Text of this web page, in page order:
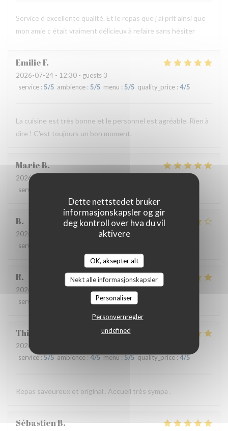
Dette nettstedet bruker
informasjonskapsler og gir
deg kontroll over hva du vil
aktivere
OK, aksepter alt
Nekt alle informasjonskapsler
Personaliser
Personvernregler
undefined
Service d excellente qualité. Et le repas que j ai prit ainsi que
mon amie c était vraiment délicieux à refaire sans hésiter
EmilieF
2026-07-24 - 12:30 - guests 3
service : 5/5 ambience : 5/5 menu : 5/5 quality_price : 4/5
La cuisine est très bonne et le personnel est agréable. Rien à
dire ! C'est toujours un bon moment.
MarieB
2026-07-21
service
B
2026-07-08
- 20:00 - guests 4
service
R
2026-06-17
- 13:00 - guests 3
service
4 /5 menu:5/5 quality_price
Thierry
2026-06-11
service:5/5 ambience:4/5 menu:5/5 quality_price:4/5
Repas savoureux et original . Accueil très sympa .
SébastienB